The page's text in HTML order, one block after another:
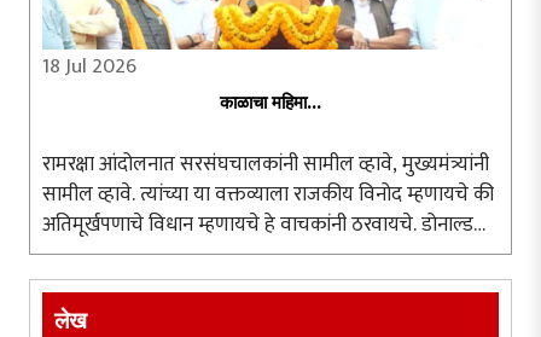
18 Jul 2026
काळाचा महिमा...
रामरक्षा आंदोलनात सरसंघचालकांनी सामील व्हावे, मुख्यमंत्र्यांनी
सामील व्हावे. त्यांच्या या वक्तव्याला राजकीय विनोद म्हणायचे की
अतिमूर्खपणाचे विधान म्हणायचे हे वाचकांनी ठरवायचे. डोनाल्ड
ट्रम्प, ब्रिटनचे पंतप्रधान, रशियाचे पुतीन यांना आंदोलनात सहभागी
..
लेख